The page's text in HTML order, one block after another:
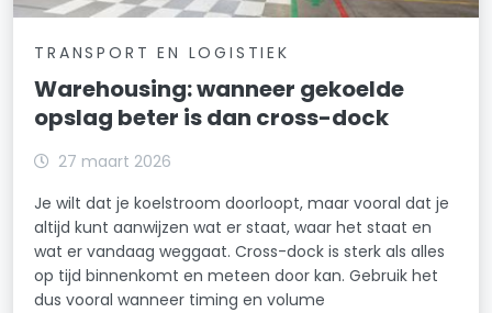
TRANSPORT EN LOGISTIEK
Warehousing: wanneer gekoelde
opslag beter is dan cross-dock
27 maart 2026
Je wilt dat je koelstroom doorloopt, maar vooral dat je
altijd kunt aanwijzen wat er staat, waar het staat en
wat er vandaag weggaat. Cross-dock is sterk als alles
op tijd binnenkomt en meteen door kan. Gebruik het
dus vooral wanneer timing en volume